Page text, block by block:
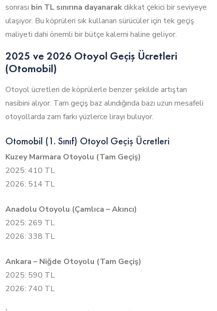
sonrası bin TL sınırına dayanarakdikkat çekici bir seviyeye
ulaşıyor. Bu köprüleri sık kullanan sürücüler için tek geçiş
maliyeti dahi önemli bir bütçe kalemi haline geliyor.
2025 ve 2026 Otoyol Geçiş Ücretleri
(Otomobil)
Otoyol ücretleri de köprülerle benzer şekilde artıştan
nasibini alıyor. Tam geçiş baz alındığında bazı uzun mesafeli
otoyollarda zam farkı yüzlerce lirayı buluyor.
Otomobil (1. Sınıf) Otoyol Geçiş Ücretleri
Kuzey Marmara Otoyolu (Tam Geçiş)
2025: 410 TL
2026: 514 TL
Anadolu Otoyolu (Çamlıca – Akıncı)
2025: 269 TL
2026: 338 TL
Ankara – Niğde Otoyolu (Tam Geçiş)
2025: 590 TL
2026: 740 TL